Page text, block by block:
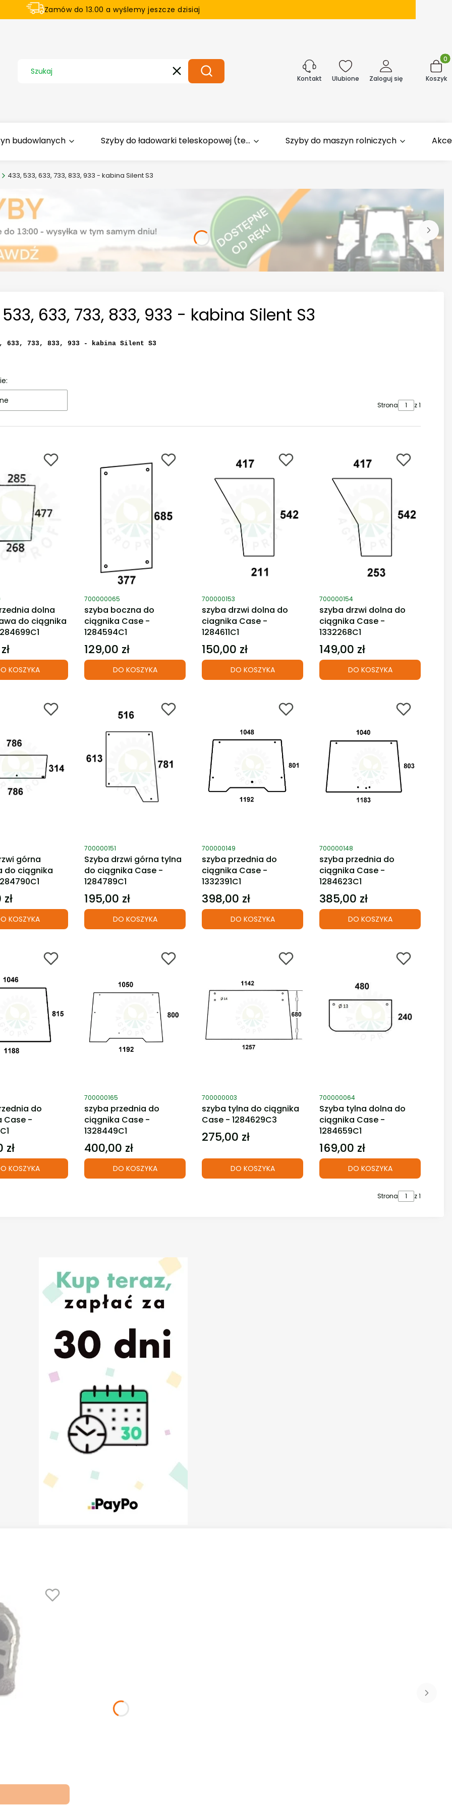
Zamów do 13.00 a wyślemy jeszcze dzisiaj
WyczyśćSzukaj Kontakt Ulubione Zaloguj się Koszyk
budowlanych Szyby do ładowarki teleskopowej (te... Szyby do maszyn rolniczych
433, 533, 633, 733, 833, 933 - kabina Silent S3
633, 733, 833, 933 - kabina Silent S3
633, 733, 833, 933 - kabina Silent S3
Strona z 1
dolna
do ciągnika
KOSZYKA
Kod produktu
700000065
szyba boczna do
ciągnika Case -
1284594C1
Cena
129,00 zł
DO KOSZYKA
Kod produktu
700000153
szyba drzwi dolna do
ciagnika Case -
1284611C1
Cena
150,00 zł
DO KOSZYKA
Kod produktu
700000154
szyba drzwi dolna do
ciągnika Case -
1332268C1
Cena
149,00 zł
DO KOSZYKA
górna
do ciągnika
KOSZYKA
Kod produktu
700000151
Szyba drzwi górna tylna
do ciągnika Case -
1284789C1
Cena
195,00 zł
DO KOSZYKA
Kod produktu
700000149
szyba przednia do
ciągnika Case -
1332391C1
Cena
398,00 zł
DO KOSZYKA
Kod produktu
700000148
szyba przednia do
ciągnika Case -
1284623C1
Cena
385,00 zł
DO KOSZYKA
do
Case -
zł
KOSZYKA
Kod produktu
700000165
szyba przednia do
ciągnika Case -
1328449C1
Cena
400,00 zł
DO KOSZYKA
Kod produktu
700000003
szyba tylna do ciągnika
Case - 1284629C3
Cena
275,00 zł
DO KOSZYKA
Kod produktu
700000064
Szyba tylna dolna do
ciągnika Case -
1284659C1
Cena
169,00 zł
DO KOSZYKA
Strona z 1